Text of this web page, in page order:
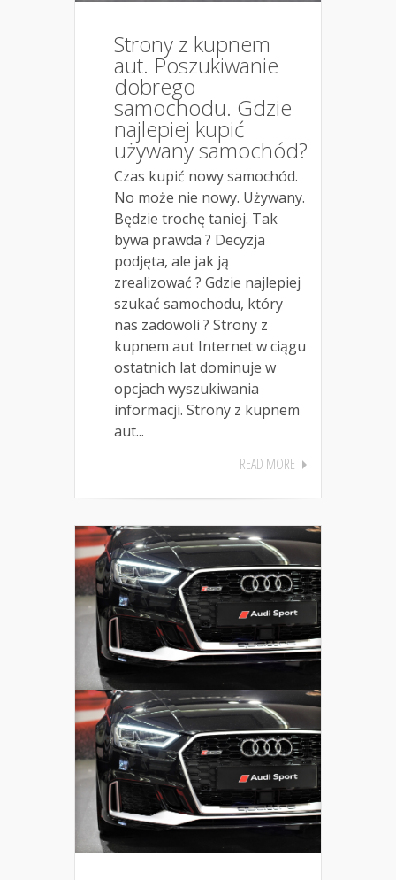
Strony z kupnem
aut. Poszukiwanie
dobrego
samochodu. Gdzie
najlepiej kupić
używany samochód?
Czas kupić nowy samochód.
No może nie nowy. Używany.
Będzie trochę taniej. Tak
bywa prawda ? Decyzja
podjęta, ale jak ją
zrealizować ? Gdzie najlepiej
szukać samochodu, który
nas zadowoli ? Strony z
kupnem aut Internet w ciągu
ostatnich lat dominuje w
opcjach wyszukiwania
informacji. Strony z kupnem
aut...
READ MORE